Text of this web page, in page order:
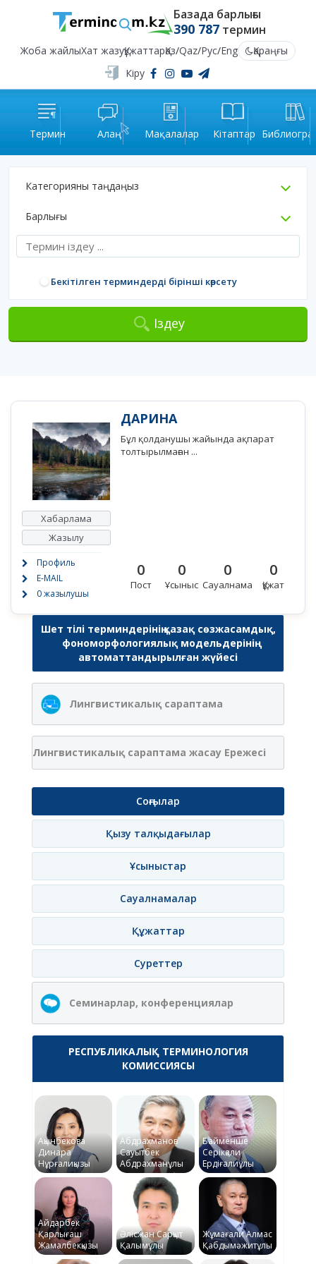
Базада барлығы
390 787термин
Жоба жайлыХат жазуҚұжаттарҚаз/Qaz/Рус/Eng
Қараңғы
Кіру
Термин Алаң Мақалалар Кітаптар
Категорияны таңдаңыз
Барлығы
Бекітілген терминдерді бірінші көрсету
Іздеу
Хабарлама
Жазылу
Профиль
E-MAIL
0 жазылушы
ДАРИНА
Бұл қолданушы жайында ақпарат
толтырылмаған ...
0
Пост
0
Ұсыныс
0
Сауалнама
0
Құжат
Шет тілі терминдерінің қазақ сөзжасамдық,
фономорфологиялық модельдерінің
автоматтандырылған жүйесі
Лингвистикалық сараптама
Лингвистикалық сараптама жасау Ережесі
Соңғылар
Қызу талқыдағылар
Ұсыныстар
Сауалнамалар
Құжаттар
Суреттер
Семинарлар, конференциялар
РЕСПУБЛИКАЛЫҚ ТЕРМИНОЛОГИЯ
КОМИССИЯСЫ
Ақынбекова
Динара
Нұрғалиқызы
Абдрахманов
Сауытбек
Абдрахманұлы
Байменше
Серікқали
Ердіғалиұлы
Айдарбек
Қарлығаш
Жамалбекқызы
Әлісжан Сарқыт
Қалымұлы
Жұмағали Алмас
Қабдымәжитұлы